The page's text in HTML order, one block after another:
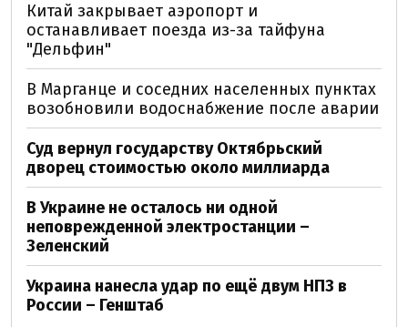
Китай закрывает аэропорт и
останавливает поезда из-за тайфуна
"Дельфин"
В Марганце и соседних населенных пунктах
возобновили водоснабжение после аварии
Суд вернул государству Октябрьский
дворец стоимостью около миллиарда
В Украине не осталось ни одной
неповрежденной электростанции –
Зеленский
Украина нанесла удар по ещё двум НПЗ в
России – Генштаб